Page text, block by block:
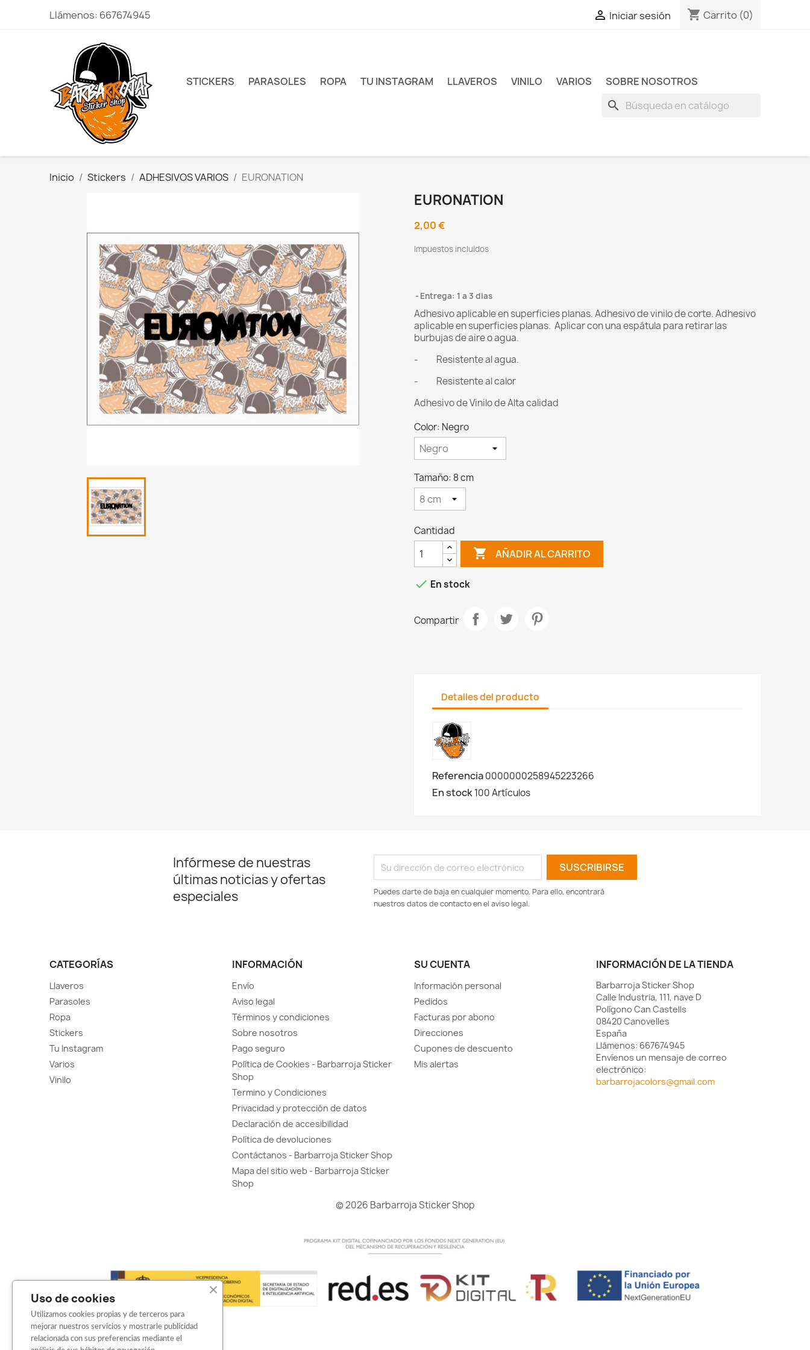
Llámenos: 667674945  Iniciar sesión shopping_cart Carrito (0)
STICKERS PARASOLES ROPA TU INSTAGRAM LLAVEROS VINILO VARIOS SOBRE NOSOTROS
search
Inicio Stickers ADHESIVOS VARIOS EURONATION
EURONATION
2,00 €
Impuestos incluidos
Entrega: 1 a 3 dias
Adhesivo aplicable en superficies planas. Adhesivo de vinilo de corte.Adhesivo
aplicable en superficies planas. Aplicar con una espátula para retirar las
burbujas de aire o agua.
- Resistente al agua.
- Resistente al calor
Adhesivo de Vinilo de Alta calidad
Color: Negro
Tamaño: 8 cm
Cantidad
 AÑADIR AL CARRITO
 En stock
Compartir
Detalles del producto
Referencia0000000258945223266
En stock100 Artículos
Infórmese de nuestras
últimas noticias y ofertas
especiales
Puedes darte de baja en cualquier momento. Para ello, encontrará
nuestros datos de contacto en el aviso legal.
CATEGORÍAS
Llaveros
Parasoles
Ropa
Stickers
Tu Instagram
Varios
Vinilo
INFORMACIÓN
Envío
Aviso legal
Términos y condiciones
Sobre nosotros
Pago seguro
Política de Cookies - Barbarroja Sticker
Shop
Termino y Condiciones
Privacidad y protección de datos
Declaración de accesibilidad
Política de devoluciones
Contáctanos - Barbarroja Sticker Shop
Mapa del sitio web - Barbarroja Sticker
Shop
SU CUENTA
Información personal
Pedidos
Facturas por abono
Direcciones
Cupones de descuento
Mis alertas
INFORMACIÓN DE LA TIENDA
Barbarroja Sticker Shop
Calle Industria, 111, nave D
Polígono Can Castells
08420 Canovelles
España
Llámenos: 667674945
Envíenos un mensaje de correo
electrónico:
barbarrojacolors@gmail.com
© 2026 Barbarroja Sticker Shop
Uso de cookies
Utilizamos cookies propias y de terceros para
mejorar nuestros servicios y mostrarle publicidad
relacionada con sus preferencias mediante el